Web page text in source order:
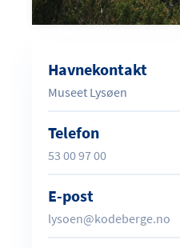
Havnekontakt
Museet Lysøen
Telefon
53 00 97 00
E-post
lysoen@kodeberge.no